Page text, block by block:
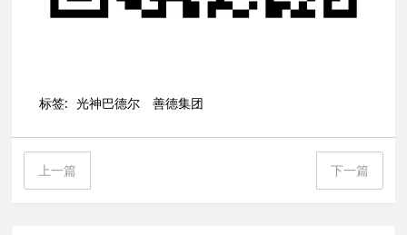
标签: 光神巴德尔 善德集团
上一篇 下一篇